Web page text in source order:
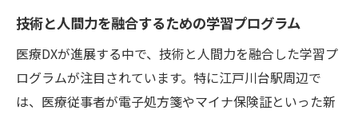
技術と人間力を融合するための学習プログラム
医療DXが進展する中で、技術と人間力を融合した学習プ
ログラムが注目されています。特に江戸川台駅周辺で
は、医療従事者が電子処方箋やマイナ保険証といった新